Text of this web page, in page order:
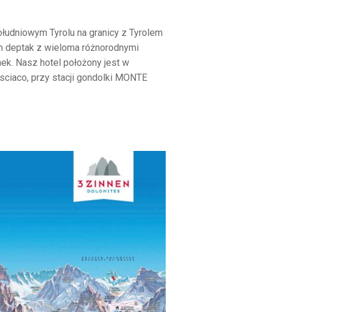
Tyrolu na granicy z Tyrolem
deptak z wieloma różnorodnymi
Nasz hotel położony jest w
przy stacji gondolki MONTE